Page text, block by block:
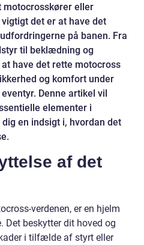
motocrosskører eller
det er at have det
på banen. Fra
til beklædning og
have det rette motocross
og komfort under
Denne artikel vil
elementer i
en indsigt i, hvordan det
af det
verdenen, er en hjelm
Det beskytter dit hoved og
i tilfælde af styrt eller